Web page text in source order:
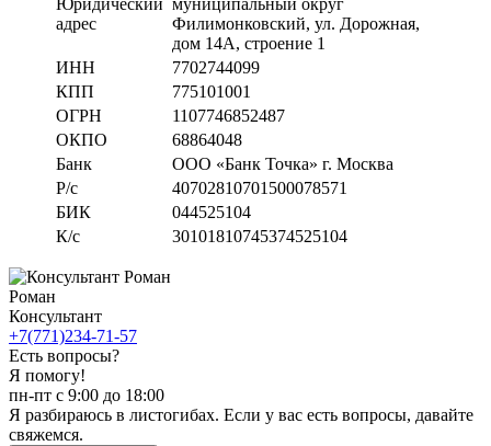
адрес
Филимонковский, ул. Дорожная,
дом 14А, строение 1
ИНН
7702744099
КПП
775101001
ОГРН
1107746852487
ОКПО
68864048
Банк
ООО «Банк Точка» г. Москва
Р/с
40702810701500078571
БИК
044525104
К/с
30101810745374525104
Роман
Консультант
+7(771)234-71-57
Есть вопросы?
Я помогу!
пн-пт с 9:00 до 18:00
Я разбираюсь в листогибах. Если у вас есть вопросы, давайте
свяжемся.